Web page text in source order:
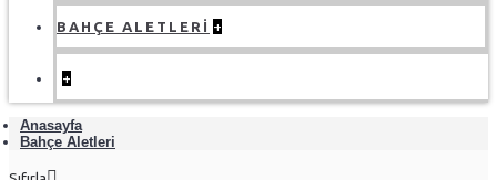
BAHÇE ALETLERI +
+
Anasayfa
Bahçe Aletleri